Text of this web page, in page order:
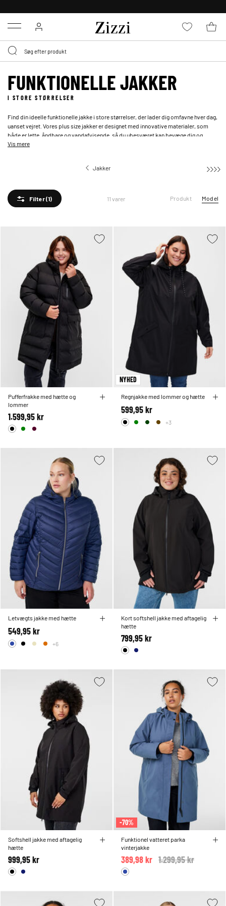
Menu
FUNKTIONELLE JAKKER
I STORE STØRRELSER
Find din ideelle funktionelle jakke i store størrelser, der lader dig omfavne hver dag,
uanset vejret. Vores plus size jakker er designet med innovative materialer, som
både er lette, åndbare og vandafvisende, så du ubesværet kan bevæge dig og
skabe dit eget look. Hos Zizzi finder du funktionelt overtøj – fra elegante
Vis mere
Jakker
Filter(1) 11 varer Produkt Model
Pufferfrakke med hætte og
lommer
1.599,95 kr
NYHED
Regnjakke med lommer og hætte
599,95 kr
+3
Letvægts jakke med hætte
549,95 kr
+6
Kort softshell jakke med aftagelig
hætte
799,95 kr
Softshell jakke med aftagelig
hætte
999,95 kr
-70%
Funktionel vatteret parka
vinterjakke
Price reduced from
1.299,95 kr
389,98 kr